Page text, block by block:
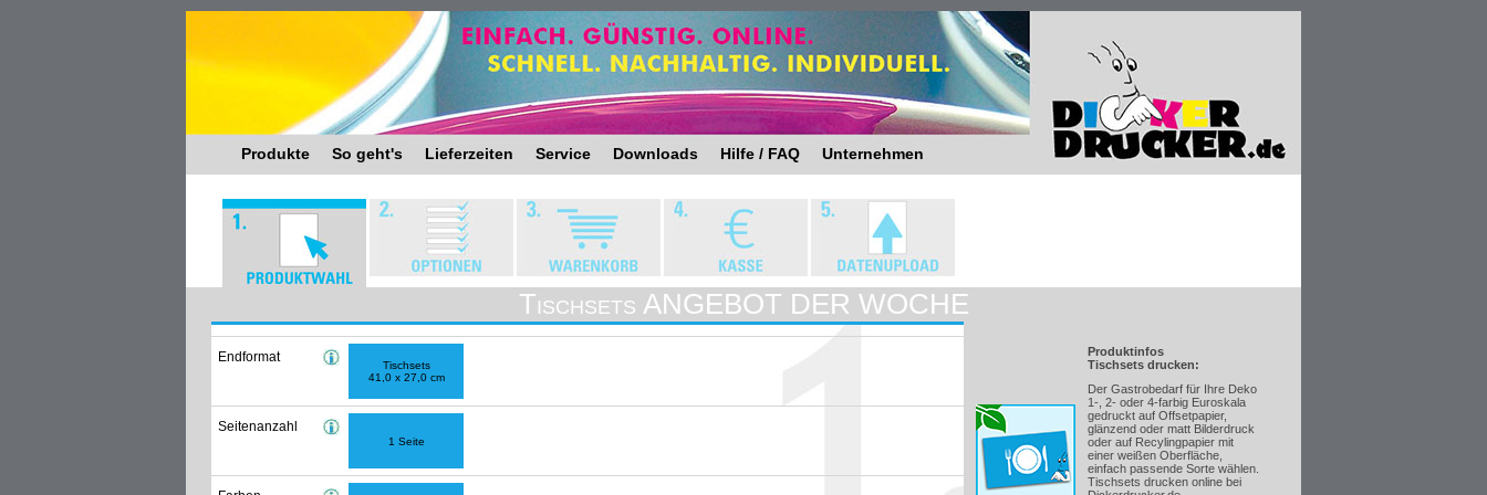
Produkte So geht's Lieferzeiten Service Downloads Hilfe / FAQ Unternehmen
Tischsets ANGEBOT DER WOCHE
Endformat
Tischsets
41,0 x 27,0 cm
Seitenanzahl
1 Seite
Produktinfos
Tischsets drucken:
Der Gastrobedarf für Ihre Deko
1-, 2- oder 4-farbig Euroskala
gedruckt auf Offsetpapier,
glänzend oder matt Bilderdruck
oder auf Recylingpapier mit
einer weißen Oberfläche,
einfach passende Sorte wählen.
Tischsets drucken online bei